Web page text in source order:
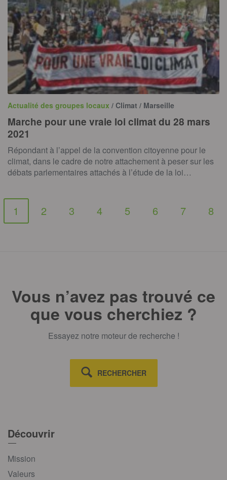
Actualité des groupes locaux / Climat / Marseille
Marche pour une vraie loi climat du 28 mars
2021
Répondant à l’appel de la convention citoyenne pour le
climat, dans le cadre de notre attachement à peser sur les
débats parlementaires attachés à l’étude de la loi…
1 2 3 4 5 6 7 8
Vous n’avez pas trouvé ce
que vous cherchiez ?
Essayez notre moteur de recherche !
RECHERCHER
Découvrir
Mission
Valeurs